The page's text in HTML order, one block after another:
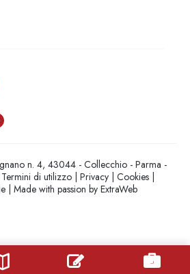
n. 4, 43044 - Collecchio - Parma -
Termini di utilizzo| Privacy| Cookies|
| Made with passion byExtraWeb